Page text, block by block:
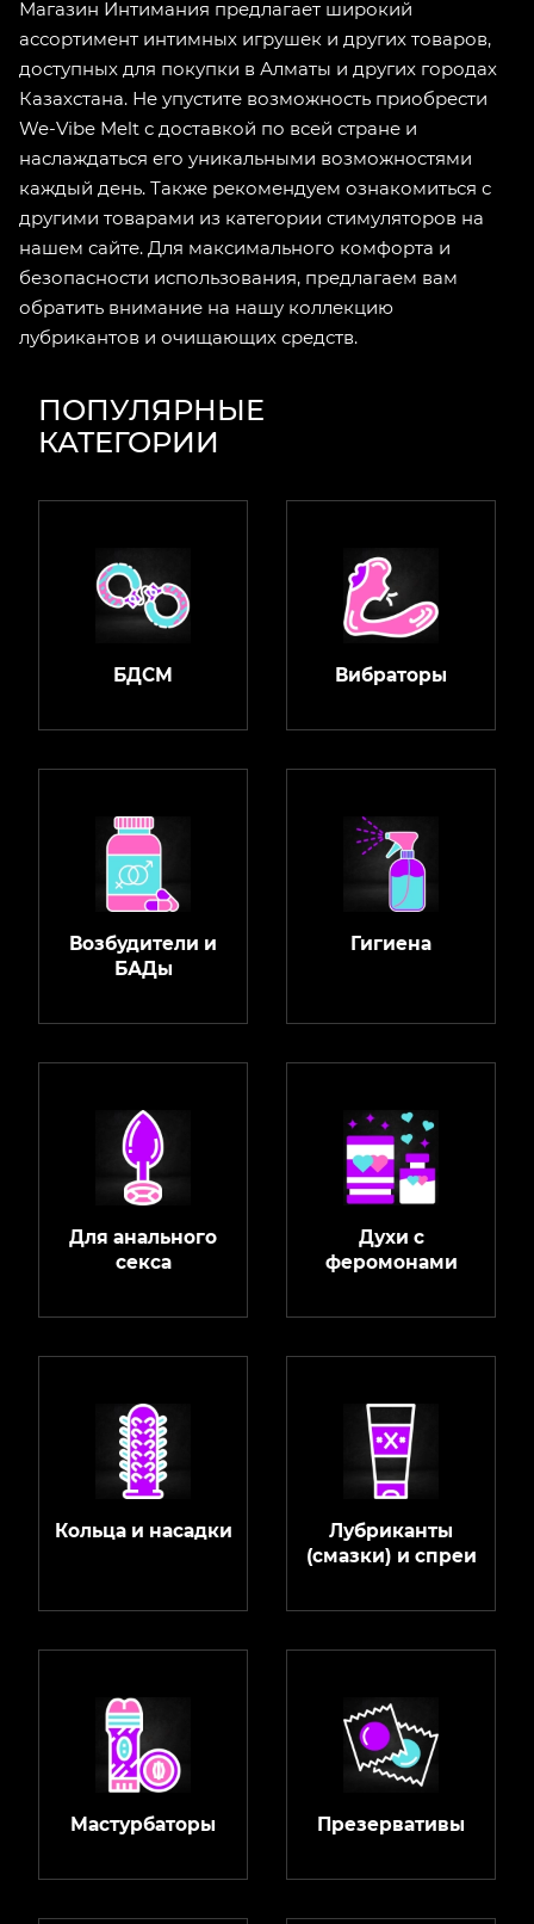
Магазин Интимания предлагает широкий
ассортимент интимных игрушек и других товаров,
доступных для покупки в Алматы и других городах
Казахстана. Не упустите возможность приобрести
We-Vibe Melt с доставкой по всей стране и
наслаждаться его уникальными возможностями
каждый день. Также рекомендуем ознакомиться с
другими товарами из категории стимуляторов на
нашем сайте. Для максимального комфорта и
безопасности использования, предлагаем вам
обратить внимание на нашу коллекцию
лубрикантов и очищающих средств.
ПОПУЛЯРНЫЕ
КАТЕГОРИИ
БДСМ Вибраторы
Возбудители и
БАДы
Гигиена
Для анального
секса
Духи с
феромонами
Кольца и насадки
Лубриканты
(смазки) и спреи
Мастурбаторы Презервативы